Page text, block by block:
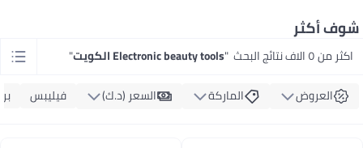
شوف أكثر
اكثر من ٥ الاف نتائج البحث "Electronic beauty tools الكويت
"
العروض
الماركة السعر (د.ك‏) فيليبس